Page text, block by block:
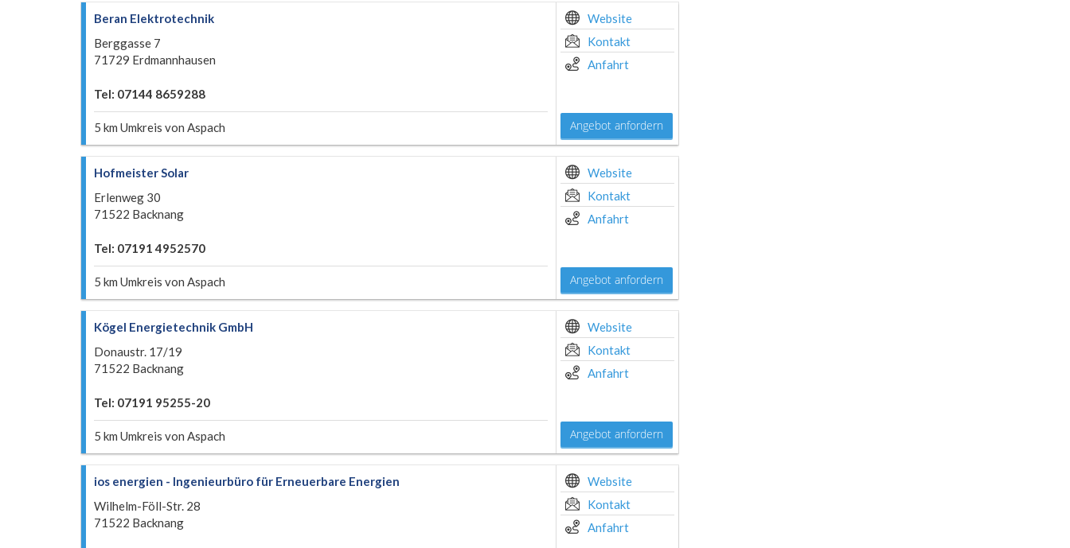
Beran Elektrotechnik
Berggasse 7
71729 Erdmannhausen
Tel: 07144 8659288
5 km Umkreis von Aspach
Website
Kontakt
Anfahrt
Angebot anfordern
Hofmeister Solar
Erlenweg 30
71522 Backnang
Tel: 07191 4952570
5 km Umkreis von Aspach
Website
Kontakt
Anfahrt
Angebot anfordern
Kögel Energietechnik GmbH
Donaustr. 17/19
71522 Backnang
Tel: 07191 95255-20
5 km Umkreis von Aspach
Website
Kontakt
Anfahrt
Angebot anfordern
ios energien - Ingenieurbüro für Erneuerbare Energien
Wilhelm-Föll-Str. 28
71522 Backnang
Website
Kontakt
Anfahrt